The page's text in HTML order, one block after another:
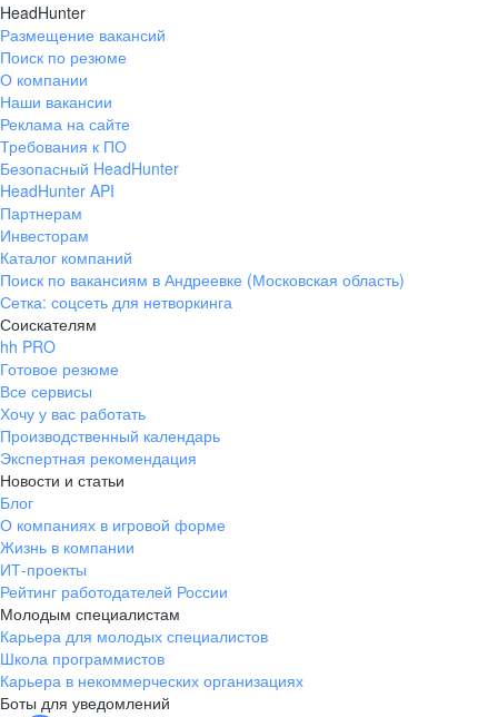
HeadHunter
Размещение вакансий
Поиск по резюме
О компании
Наши вакансии
Реклама на сайте
Требования к ПО
Безопасный HeadHunter
HeadHunter API
Партнерам
Инвесторам
Каталог компаний
Поиск по вакансиям в Андреевке (Московская область)
Сетка: соцсеть для нетворкинга
Соискателям
hh PRO
Готовое резюме
Все сервисы
Хочу у вас работать
Производственный календарь
Экспертная рекомендация
Новости и статьи
Блог
О компаниях в игровой форме
Жизнь в компании
ИТ-проекты
Рейтинг работодателей России
Молодым специалистам
Карьера для молодых специалистов
Школа программистов
Карьера в некоммерческих организациях
Боты для уведомлений